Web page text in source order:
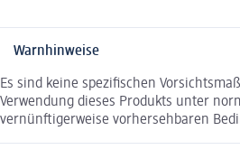
Warnhinweise
Es sind keine spezifischen
Verwendung dieses Produkts unter
vernünftigerweise vorhersehbaren